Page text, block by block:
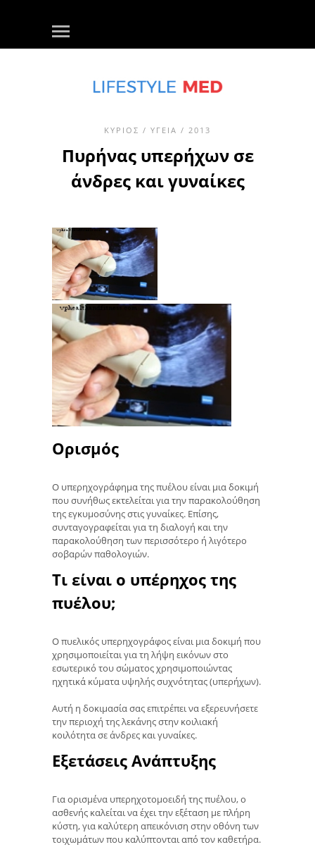
ΚΎΡΙΟΣ / ΥΓΕΊΑ / 2013
Πυρήνας υπερήχων σε
άνδρες και γυναίκες
Ορισμός
Ο υπερηχογράφημα της πυέλου είναι μια δοκιμή
που συνήθως εκτελείται για την παρακολούθηση
της εγκυμοσύνης στις γυναίκες. Επίσης,
συνταγογραφείται για τη διαλογή και την
παρακολούθηση των περισσότερο ή λιγότερο
σοβαρών παθολογιών.
Τι είναι ο υπέρηχος της
πυέλου;
Ο πυελικός υπερηχογράφος είναι μια δοκιμή που
χρησιμοποιείται για τη λήψη εικόνων στο
εσωτερικό του σώματος χρησιμοποιώντας
ηχητικά κύματα υψηλής συχνότητας (υπερήχων).
Αυτή η δοκιμασία σας επιτρέπει να εξερευνήσετε
την περιοχή της λεκάνης στην κοιλιακή
κοιλότητα σε άνδρες και γυναίκες.
Εξετάσεις Ανάπτυξης
Για ορισμένα υπερηχοτομοειδή της πυέλου, ο
ασθενής καλείται να έχει την εξέταση με πλήρη
κύστη, για καλύτερη απεικόνιση στην οθόνη των
τοιχωμάτων που καλύπτονται από τον καθετήρα.